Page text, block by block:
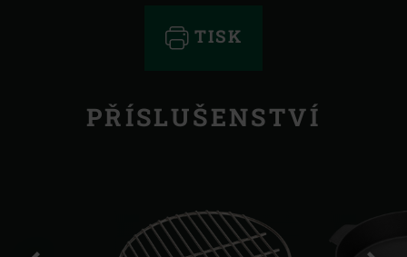
TISK
PŘÍSLUŠENSTVÍ